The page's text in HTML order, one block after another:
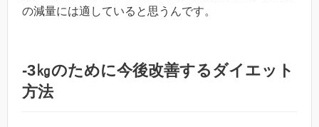
の減量には適していると思うんです。
-3㎏のために今後改善するダイエット
方法